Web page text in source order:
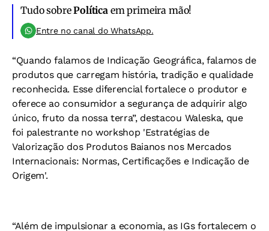
Tudo sobrePolítica em primeira mão!
Entre no canal do WhatsApp.
“Quando falamos de Indicação Geográfica, falamos de
produtos que carregam história, tradição e qualidade
reconhecida. Esse diferencial fortalece o produtor e
oferece ao consumidor a segurança de adquirir algo
único, fruto da nossa terra”, destacou Waleska, que
foi palestrante no workshop 'Estratégias de
Valorização dos Produtos Baianos nos Mercados
Internacionais: Normas, Certificações e Indicação de
Origem'.
“Além de impulsionar a economia, as IGs fortalecem o